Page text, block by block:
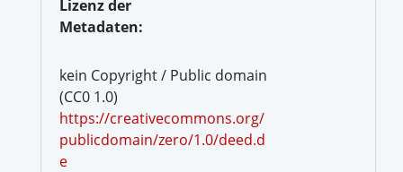
Lizenz der
Metadaten:
kein Copyright / Public domain
(CC0 1.0)
https://creativecommons.org/
publicdomain/zero/1.0/deed.d
e